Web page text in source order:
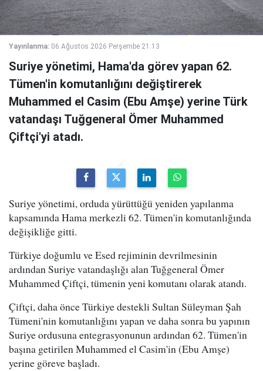
Yayınlanma: 06 Ağustos 2026 Perşembe 21:13
Suriye yönetimi, Hama'da görev yapan 62.
Tümen'in komutanlığını değiştirerek
Muhammed el Casim (Ebu Amşe) yerine Türk
vatandaşı Tuğgeneral Ömer Muhammed
Çiftçi'yi atadı.
Suriye yönetimi, orduda yürüttüğü yeniden yapılanma
kapsamında Hama merkezli 62. Tümen'in komutanlığında
değişikliğe gitti.
Türkiye doğumlu ve Esed rejiminin devrilmesinin
ardından Suriye vatandaşlığı alan Tuğgeneral Ömer
Muhammed Çiftçi, tümenin yeni komutanı olarak atandı.
Çiftçi, daha önce Türkiye destekli Sultan Süleyman Şah
Tümeni'nin komutanlığını yapan ve daha sonra bu yapının
Suriye ordusuna entegrasyonunun ardından 62. Tümen'in
başına getirilen Muhammed el Casim'in (Ebu Amşe)
yerine göreve başladı.